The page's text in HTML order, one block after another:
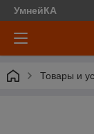
УмнейКА
Товары и